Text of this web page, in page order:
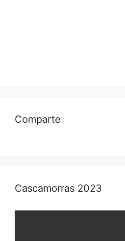
Comparte
Cascamorras 2023